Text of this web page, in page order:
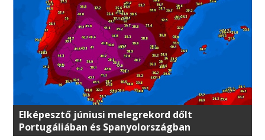
Elképesztő júniusi melegrekord dőlt
Portugáliában és Spanyolországban